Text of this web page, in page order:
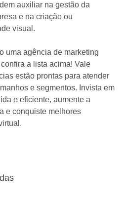
auxiliar na gestão da
e na criação ou
visual.
uma agência de marketing
a lista acima! Vale
estão prontas para atender
e segmentos. Invista em
e eficiente, aumente a
e conquiste melhores